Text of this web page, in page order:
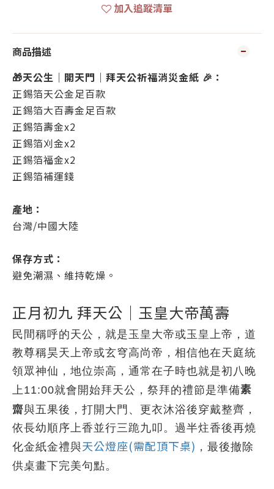
加入追蹤清單
商品描述
🎁天公生｜開天門｜拜天公祈福消災金紙 🎉 ：
正錫箔天公金足百款
正錫箔大百壽金足百款
正錫箔壽金x2
正錫箔刈金x2
正錫箔福金x2
正錫箔補運錢
產地：
台灣/中國大陸
保存方式：
避免潮濕、維持乾燥。
正月初九 拜天公｜玉皇大帝萬壽
民間稱呼的天公，就是玉皇大帝或玉皇上帝，道
教尊稱昊天上帝或玄穹高尚帝，相信他在天庭統
領眾神仙，地位崇高，通常在子時也就是初八晚
上11:00就會開始拜天公，祭拜的禮節是準備素
齋與五果後，打開大門、更衣沐浴後穿戴整齊，
依長幼順序上香並行三跪九叩。過半炷香後再燒
化金紙金禮與天公燈座(需配頂下桌) ，最後撤除
供桌畫下完美句點。